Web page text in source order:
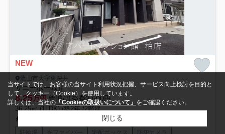
NEW
流山市大字東深井
サニーホームⅡ
8.25万円管理/共益費3,500円
36.25㎡ (1LDK) /築2年 /2階建
つくばエクスプレス「柏の葉キャンパス」駅 徒歩69分
駐輪場 光ファイバー 宅配ボックス 防犯カメラ
当サイトでは、お客様の当サイト利用状況把握、サービス向上検討を目的と
して、クッキー（Cookie）を使用しています。
詳しくは、当社の「Cookieの取扱いについて」 をご確認ください。
閉じる